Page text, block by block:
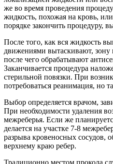
же во время проведения
жидкость, похожая на кровь,
порядке закончить процедуру,
После того, как вся жидкость
движениями вытаскивают,
после чего обрабатывают
Заканчивается процедура
стерильной повязки. При
потребоваться реанимация, но
Выбор определяется врачом,
При необходимости удаления
межреберья. Если же
делается на участке 7-8
разрыва кровеносных сосудов,
верхнему краю ребер.